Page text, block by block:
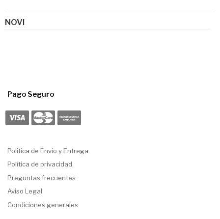
NOVI
Pago Seguro
Politica de Envio y Entrega
Política de privacidad
Preguntas frecuentes
Aviso Legal
Condiciones generales